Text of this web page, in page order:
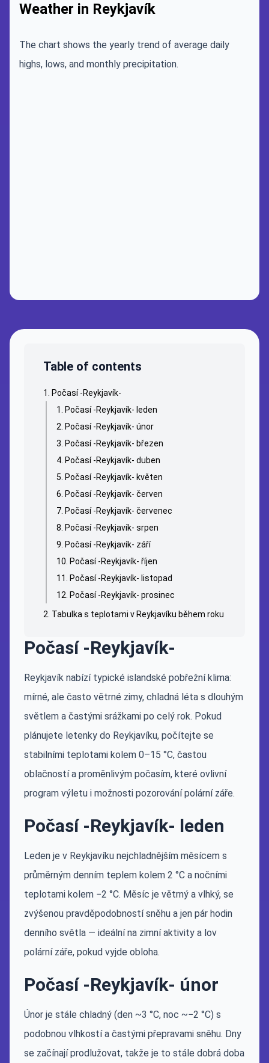
Weather in Reykjavík
The chart shows the yearly trend of average daily
highs, lows, and monthly precipitation.
Table of contents
Počasí -Reykjavík-
Počasí -Reykjavík- leden
Počasí -Reykjavík- únor
Počasí -Reykjavík- březen
Počasí -Reykjavík- duben
Počasí -Reykjavík- květen
Počasí -Reykjavík- červen
Počasí -Reykjavík- červenec
Počasí -Reykjavík- srpen
Počasí -Reykjavík- září
Počasí -Reykjavík- říjen
Počasí -Reykjavík- listopad
Počasí -Reykjavík- prosinec
Tabulka s teplotami v Reykjavíku během roku
Počasí -Reykjavík-
Reykjavík nabízí typické islandské pobřežní klima:
mírné, ale často větrné zimy, chladná léta s dlouhým
světlem a častými srážkami po celý rok. Pokud
plánujete letenky do Reykjavíku, počítejte se
stabilními teplotami kolem 0–15 °C, častou
oblačností a proměnlivým počasím, které ovlivní
program výletu i možnosti pozorování polární záře.
Počasí -Reykjavík- leden
Leden je v Reykjavíku nejchladnějším měsícem s
průměrným denním teplem kolem 2 °C a nočními
teplotami kolem −2 °C. Měsíc je větrný a vlhký, se
zvýšenou pravděpodobností sněhu a jen pár hodin
denního světla — ideální na zimní aktivity a lov
polární záře, pokud vyjde obloha.
Počasí -Reykjavík- únor
Únor je stále chladný (den ~3 °C, noc ~−2 °C) s
podobnou vlhkostí a častými přepravami sněhu. Dny
se začínají prodlužovat, takže je to stále dobrá doba